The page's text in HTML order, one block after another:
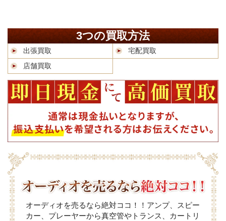
3つの買取方法
出張買取
宅配買取
店舗買取
オーディオを売るなら絶対ココ！！アンプ、スピー
カー、プレーヤーから真空管やトランス、カートリ